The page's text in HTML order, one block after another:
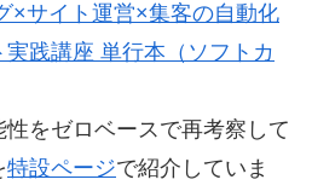
×サイト運営×集客の自動化
践講座 単行本（ソフトカ
をゼロベースで再考察して
特設ページで紹介していま